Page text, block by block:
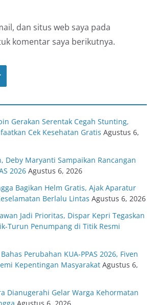
dan situs web saya pada
komentar saya berikutnya.
Gerakan Serentak Cegah Stunting,
Cek Kesehatan Gratis Agustus 6,
Deby Maryanti Sampaikan Rancangan
2026 Agustus 6, 2026
Bagikan Helm Gratis, Ajak Aparatur
Berlalu Lintas Agustus 6, 2026
Jadi Prioritas, Dispar Kepri Tegaskan
Turun Penumpang di Titik Resmi
Perubahan KUA-PPAS 2026, Fiven
Kepentingan Masyarakat Agustus 6,
Dianugerahi Gelar Warga Kehormatan